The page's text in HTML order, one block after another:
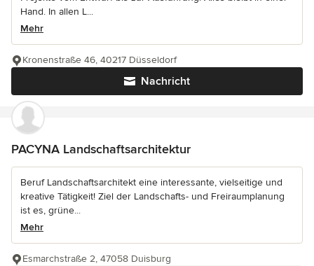
Hand. In allen L...
Mehr
Nachricht
Kronenstraße 46, 40217 Düsseldorf
PACYNA Landschaftsarchitektur
Beruf Landschaftsarchitekt eine interessante, vielseitige und
kreative Tätigkeit! Ziel der Landschafts- und Freiraumplanung
ist es, grüne...
Mehr
Esmarchstraße 2, 47058 Duisburg